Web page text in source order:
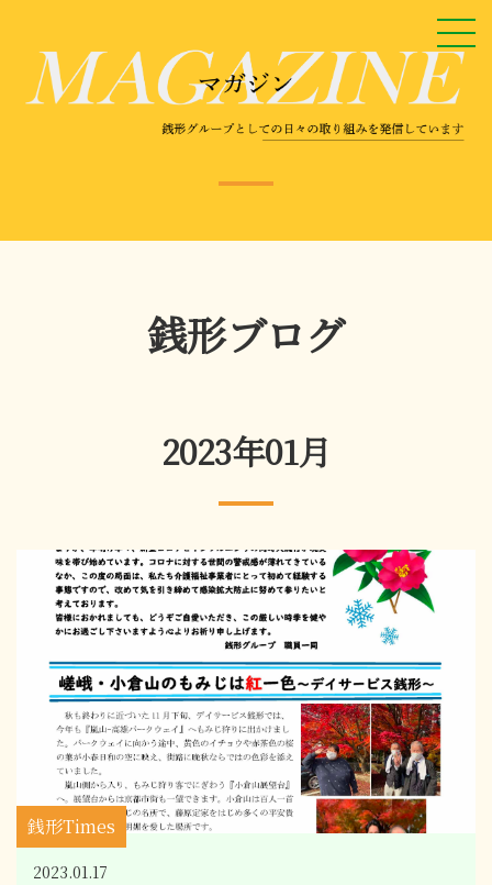
銭形ブログ
2023年01月
2023.01.17
銭形Times